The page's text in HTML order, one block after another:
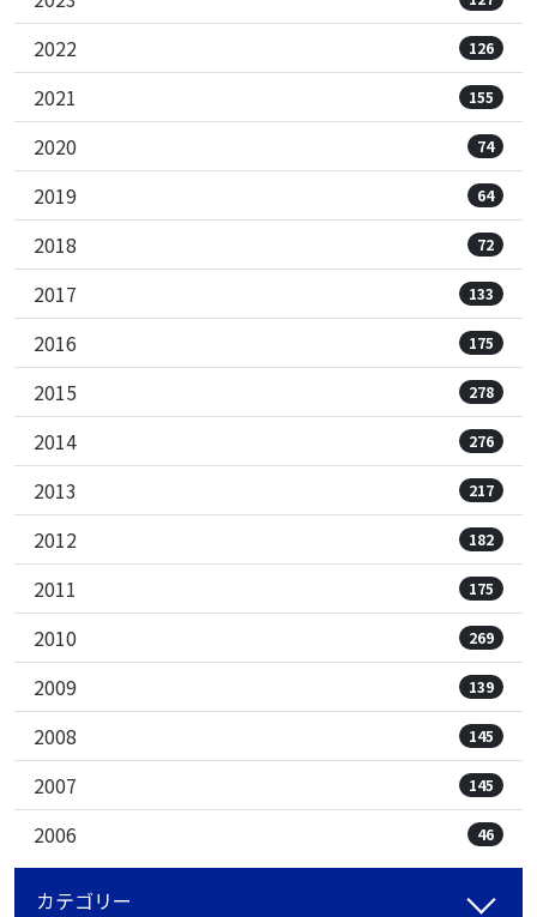
2022 126
2021 155
2020 74
2019 64
2018 72
2017 133
2016 175
2015 278
2014 276
2013 217
2012 182
2011 175
2010 269
2009 139
2008 145
2007 145
2006 46
カテゴリー